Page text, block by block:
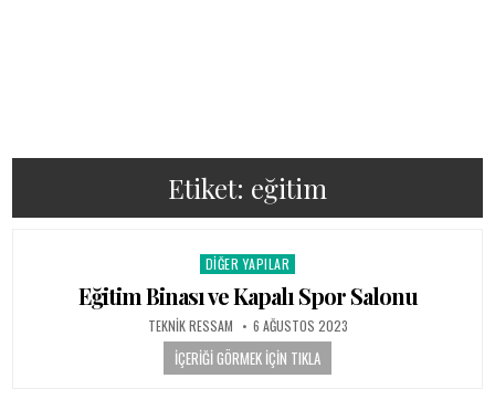
Etiket: eğitim
Posted in
DIĞER YAPILAR
Eğitim Binası ve Kapalı Spor Salonu
AUTHOR:
TEKNIK RESSAM PUBLISHED DATE:
6 AĞUSTOS 2023
İÇERIĞI GÖRMEK İÇIN TIKLA